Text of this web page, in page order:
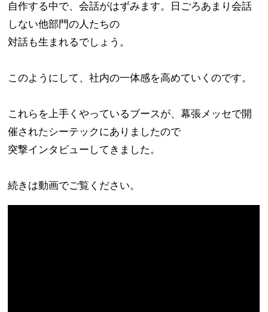
自作する中で、会話がはずみます。日ごろあまり会話
しない他部門の人たちの
対話も生まれるでしょう。
このようにして、社内の一体感を高めていくのです。
これらを上手くやっているブースが、幕張メッセで開
催されたシーテックにありましたので
突撃インタビューしてきました。
続きは動画でご覧ください。